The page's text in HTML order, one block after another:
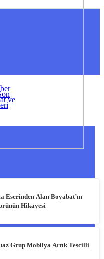
Eserinden Alan Boyabat’ın
Hikayesi
Grup Mobilya Artık Tescilli